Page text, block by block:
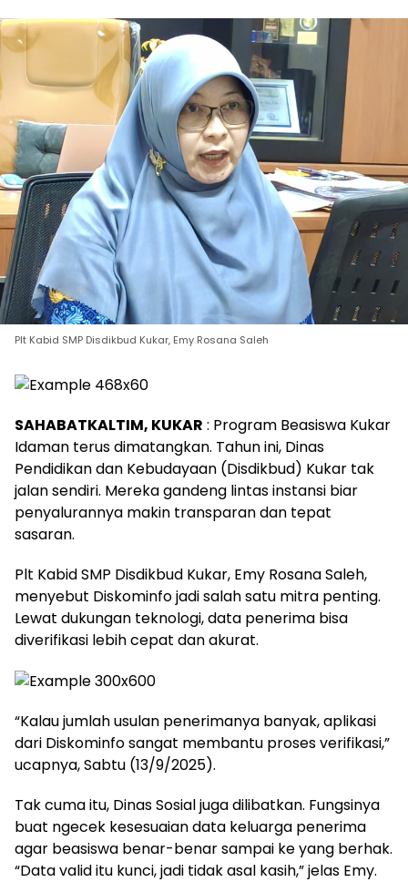
Plt Kabid SMP Disdikbud Kukar, Emy Rosana Saleh
SAHABATKALTIM, KUKAR : Program Beasiswa Kukar
Idaman terus dimatangkan. Tahun ini, Dinas
Pendidikan dan Kebudayaan (Disdikbud) Kukar tak
jalan sendiri. Mereka gandeng lintas instansi biar
penyalurannya makin transparan dan tepat
sasaran.
Plt Kabid SMP Disdikbud Kukar, Emy Rosana Saleh,
menyebut Diskominfo jadi salah satu mitra penting.
Lewat dukungan teknologi, data penerima bisa
diverifikasi lebih cepat dan akurat.
“Kalau jumlah usulan penerimanya banyak, aplikasi
dari Diskominfo sangat membantu proses verifikasi,”
ucapnya, Sabtu (13/9/2025).
Tak cuma itu, Dinas Sosial juga dilibatkan. Fungsinya
buat ngecek kesesuaian data keluarga penerima
agar beasiswa benar-benar sampai ke yang berhak.
“Data valid itu kunci, jadi tidak asal kasih,” jelas Emy.